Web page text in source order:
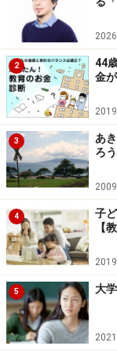
●所定額を給付
開智（S特
は53万8000
8000円給付
度10万円給
特待生で合
い!?
学校によって特
的にいくらくら
した。
例：栄東の場合
入学金25万円、
年20万円がかか
2
44
金
3
あ
ろう
4
子
【
5 大